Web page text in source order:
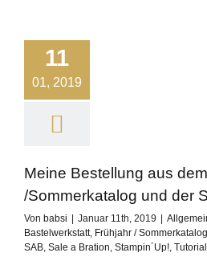
11
01, 2019
Meine Bestellung aus
/Sommerkatalog und der
Von babsi Januar 11th, 2019
Bastelwerkstatt, Frühjahr / Sommerkatalog
SAB, Sale a Bration, Stampin´Up!, Tutorial